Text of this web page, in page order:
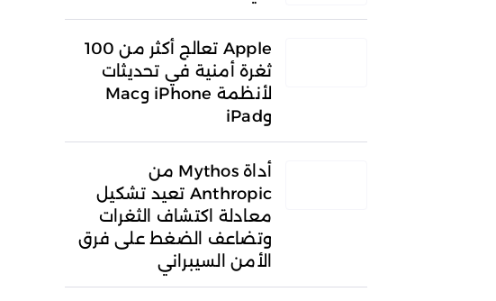
Apple تعالج أكثر من 100
ثغرة أمنية في تحديثات
لأنظمة iPhone وMac
وiPad
أداة Mythos من
Anthropic تعيد تشكيل
معادلة اكتشاف الثغرات
وتضاعف الضغط على فرق
الأمن السيبراني